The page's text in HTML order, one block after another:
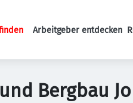
Haupt-Navigation
Arbeitgeber entdecken
Bergbau